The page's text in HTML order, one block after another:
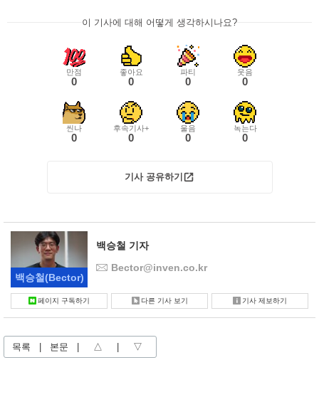
이 기사에 대해 어떻게 생각하시나요?
만점
0
좋아요
0
파티
0
웃음
0
씬나
0
후속기사+
0
울음
0
녹는다
0
기사 공유하기
백승철(Bector)
백승철 기자
Bector@inven.co.kr
페이지 구독하기 다른 기사 보기 기사 제보하기
목록 본문 △ ▽